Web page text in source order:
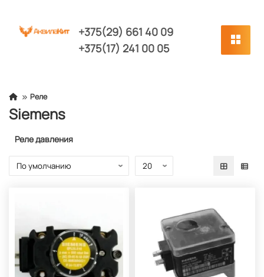
+375(29) 661 40 09
+375(17) 241 00 05
Реле
Siemens
Реле давления